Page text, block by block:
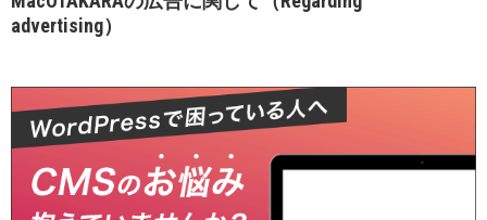
advertising）